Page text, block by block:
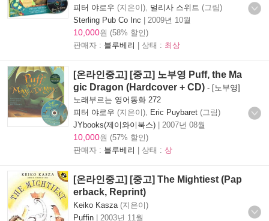
피터 야로우 (지은이), 멀리사 스위트 (그림)
Sterling Pub Co Inc | 2009년 10월
10,000원 (58% 할인)
판매자 : 블루베리 | 상태 : 최상
[온라인중고] [중고] 노부영 Puff, the Ma
gic Dragon (Hardcover + CD) - [노부영]
노래부르는 영어동화 272
피터 야로우 (지은이), Eric Puybaret (그림)
JYbooks(제이와이북스) | 2007년 08월
10,000원 (57% 할인)
판매자 : 블루베리 | 상태 : 상
[온라인중고] [중고] The Mightiest (Pap
erback, Reprint)
Keiko Kasza (지은이)
Puffin | 2003년 11월